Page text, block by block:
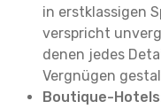
in erstklassigen
verspricht
denen jedes
Vergnügen
Boutique-